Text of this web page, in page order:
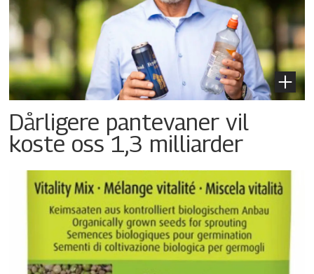
Dårligere pantevaner vil
koste oss 1,3 milliarder